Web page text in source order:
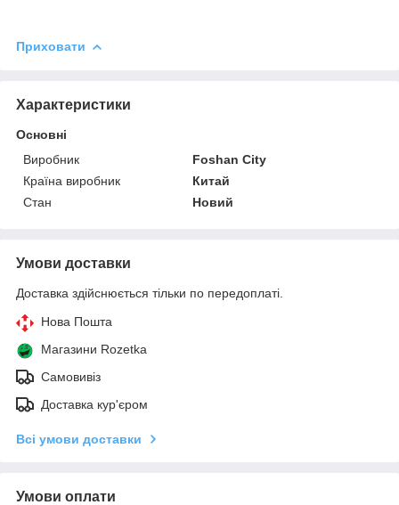
Приховати
Характеристики
Основні
Виробник
Foshan City
Країна виробник
Китай
Стан
Новий
Умови доставки
Доставка здійснюється тільки по передоплаті.
Нова Пошта
Магазини Rozetka
Самовивіз
Доставка кур'єром
Всі умови доставки
Умови оплати